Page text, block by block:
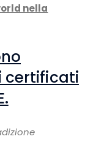
nella
certificati